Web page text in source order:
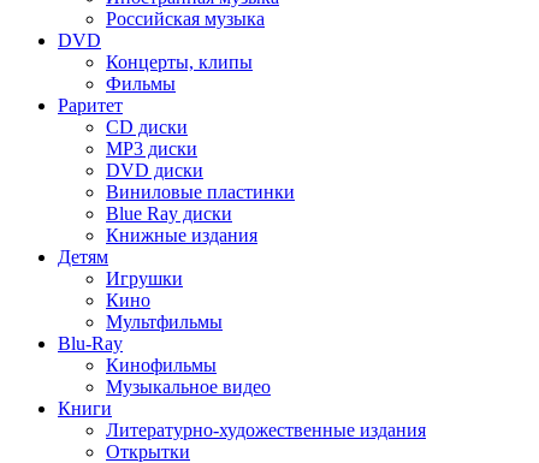
Российская музыка
DVD
Концерты, клипы
Фильмы
Раритет
CD диски
MP3 диски
DVD диски
Виниловые пластинки
Blue Ray диски
Книжные издания
Детям
Игрушки
Кино
Мультфильмы
Blu-Ray
Кинофильмы
Музыкальное видео
Книги
Литературно-художественные издания
Открытки